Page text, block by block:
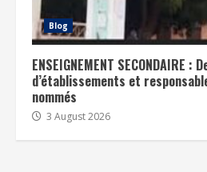
Blog
ENSEIGNEMENT SECONDAIRE :
d’établissements et
nommés
3 August 2026